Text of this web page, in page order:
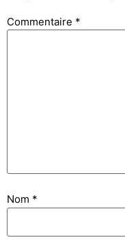
Commentaire *
Nom *